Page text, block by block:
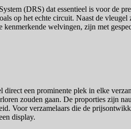
(DRS) dat essentieel is voor de
op het echte circuit. Naast de
welvingen, zijn met
een prominente plek in elke
zouden gaan. De proporties zijn
Voor verzamelaars die de
display.